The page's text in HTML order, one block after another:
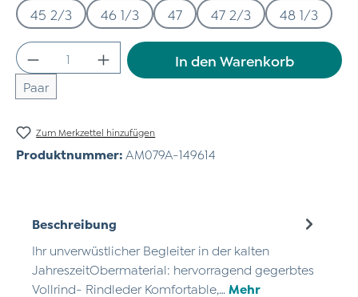
45 2/3
46 1/3 47 47 2/3 48 1/3
Produkt Anzahl: Gib den gewünschten
Paar
In den Warenkorb
Zum Merkzettel hinzufügen
Produktnummer: AM079A-149614
Beschreibung
Ihr unverwüstlicher Begleiter in der kalten
JahreszeitObermaterial: hervorragend gegerbtes
Vollrind- Rindleder Komfortable,… Mehr